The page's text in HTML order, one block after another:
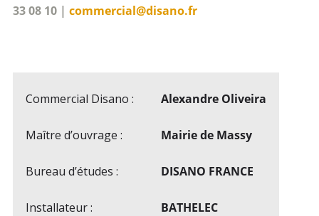
33 08 10 | commercial@disano.fr
Commercial Disano : Alexandre Oliveira
Maître d’ouvrage : Mairie de Massy
Bureau d’études : DISANO FRANCE
Installateur : BATHELEC